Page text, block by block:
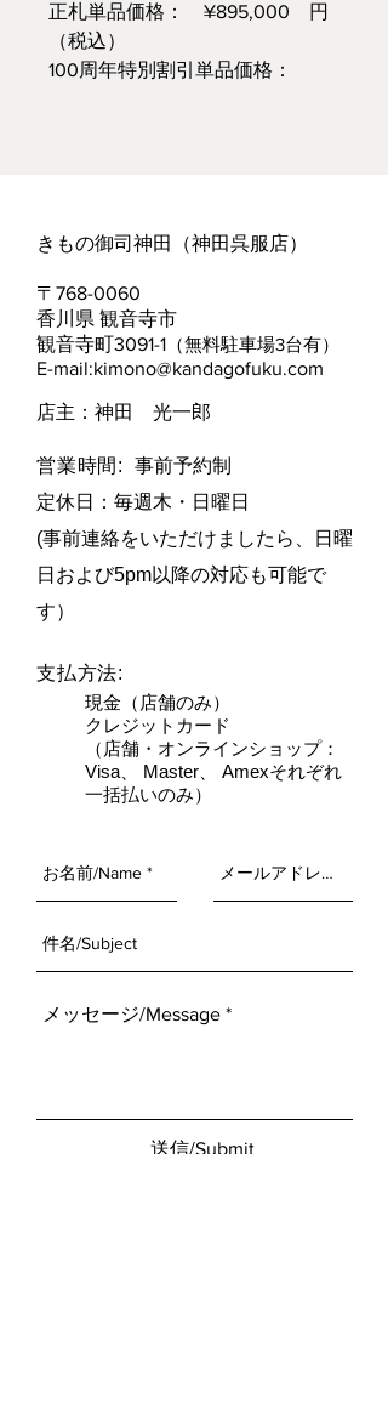
正札単品価格： ¥895,000 円
（税込）
100周年特別割引単品価格：
きもの御司神田（神田呉服店）​
​〒768-0060
香川県 観音寺市
観音寺町3091-1 （無料駐車場3台有）
E-mail:kimono@kandagofuku.com
​店主：神田 光一郎
営業時間:
事前予約制
定休日：毎週木・日曜日​
(事前連絡をいただけましたら、日曜
日および5pm以降の対応も可能で
す）
支払方法:
現金（店舗のみ）
クレジットカード
（店舗・オンラインショップ：
Visa、 Master、 Amexそれぞれ
一括払いのみ）
送信/Submit